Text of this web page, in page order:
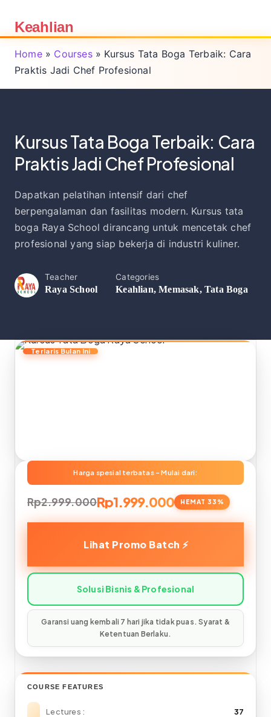
Keahlian
Home» Courses» Kursus Tata Boga Terbaik: Cara
Praktis Jadi Chef Profesional
Kursus Tata Boga Terbaik: Cara
Praktis Jadi Chef Profesional
Dapatkan pelatihan intensif dari chef
berpengalaman dan fasilitas modern. Kursus tata
boga Raya School dirancang untuk mencetak chef
profesional yang siap bekerja di industri kuliner.
Teacher
Raya School
Categories
Keahlian,Memasak,Tata Boga
Rp2.999.000Rp1.999.000
COURSE FEATURES
Lectures 37